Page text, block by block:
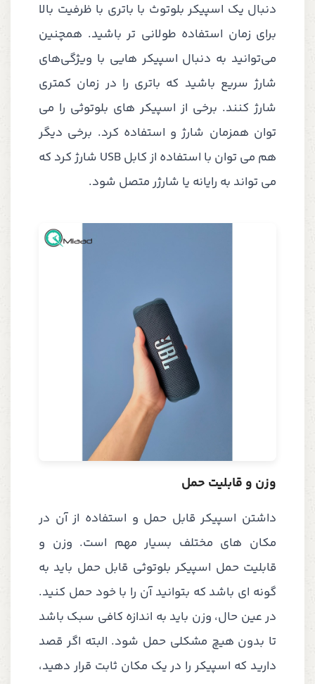
دنبال یک اسپیکر بلوتوث با باتری با ظرفیت بالا
برای زمان استفاده طولانی تر باشید. همچنین
می‌توانید به دنبال اسپیکر هایی با ویژگی‌های
شارژ سریع باشید که باتری را در زمان کمتری
شارژ کنند. برخی از اسپیکر های بلوتوثی را می
توان همزمان شارژ و استفاده کرد. برخی دیگر
هم می توان با استفاده از کابل USB شارژ کرد که
می تواند به رایانه یا شارژر متصل شود.
وزن و قابلیت حمل
داشتن اسپیکر قابل حمل و استفاده از آن در
مکان های مختلف بسیار مهم است. وزن و
قابلیت حمل اسپیکر بلوتوثی قابل حمل باید به
گونه ای باشد که بتوانید آن را با خود حمل کنید.
در عین حال، وزن باید به اندازه کافی سبک باشد
تا بدون هیچ مشکلی حمل شود. البته اگر قصد
دارید که اسپیکر را در یک مکان ثابت قرار دهید،